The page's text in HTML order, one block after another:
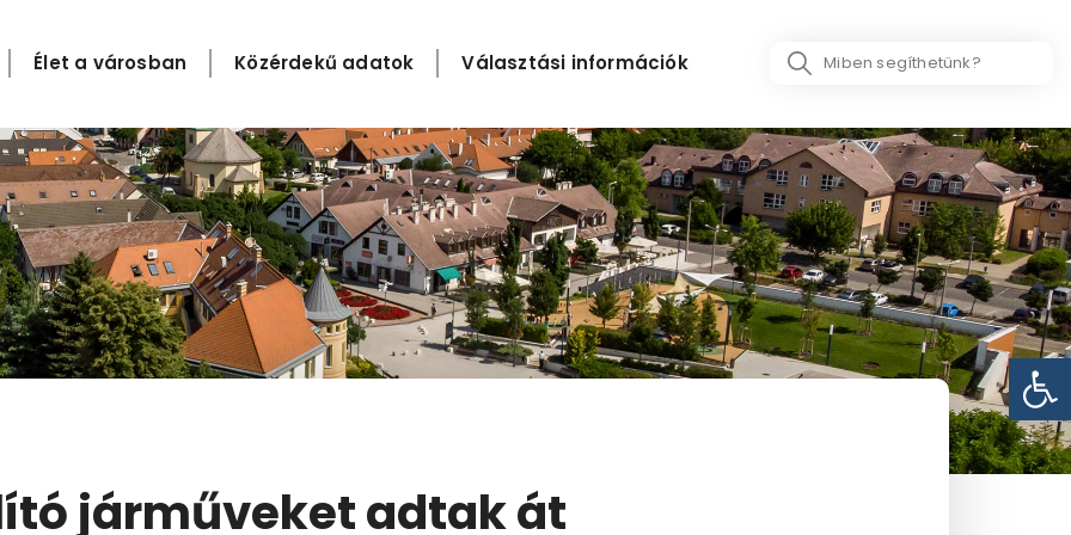
Élet a városban Közérdekű adatok Választási információk
Search
járműveket adtak át